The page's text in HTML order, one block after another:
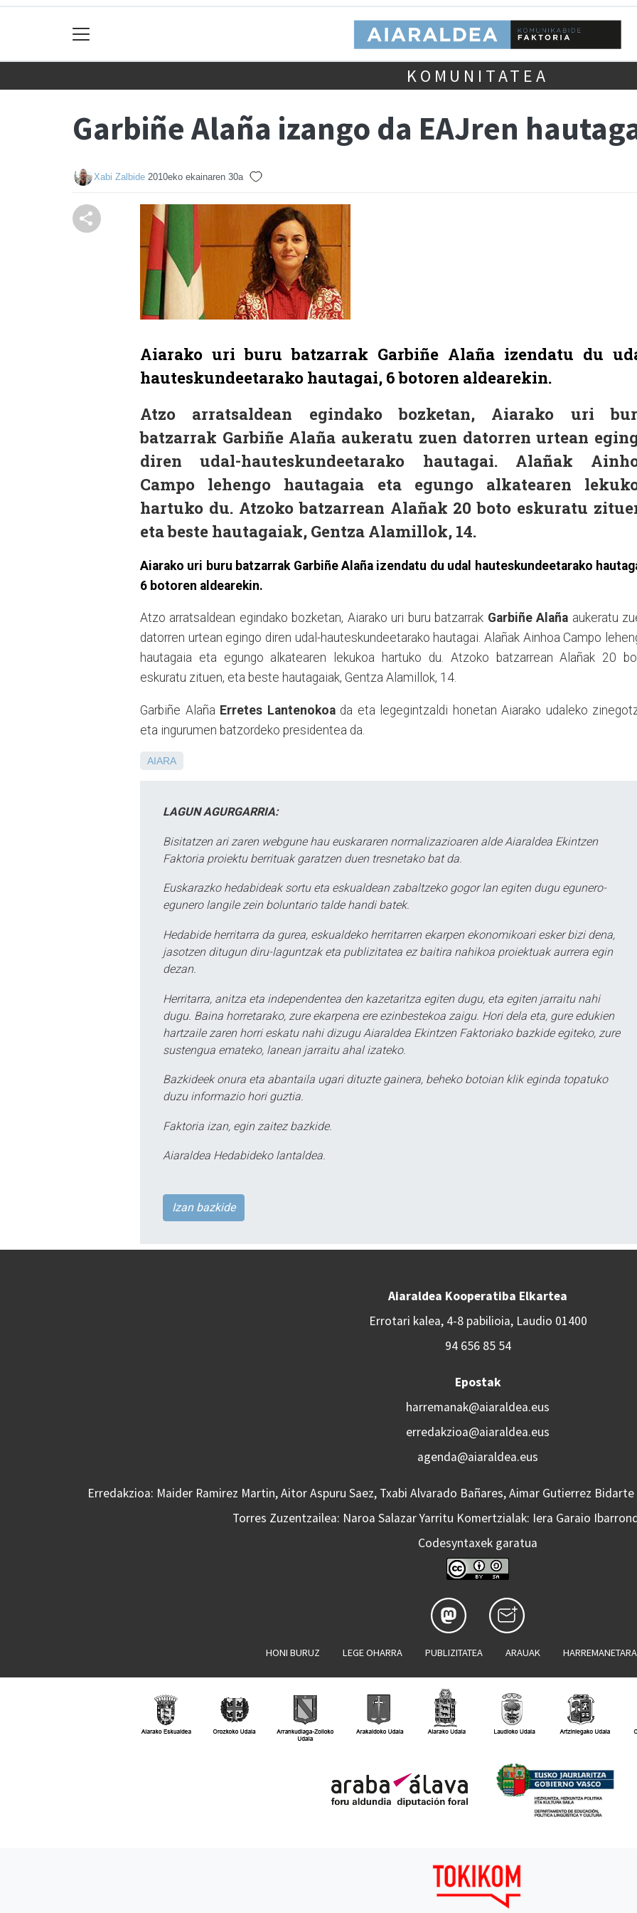
KOMUNITATEA
Garbiñe Alaña izango da EAJren
Xabi Zalbide 2010eko ekainaren 30a
Aiarako uri buru batzarrak Garbiñe Alaña izendatu du
hauteskundeetarako hautagai, 6 botoren aldearekin.
Atzo arratsaldean egindako bozketan, Aiarako uri
batzarrak Garbiñe Alaña aukeratu zuen datorren urtean
diren udal-hauteskundeetarako hautagai. Alañak
Campo lehengo hautagaia eta egungo alkatearen
hartuko du. Atzoko batzarrean Alañak 20 boto eskuratu
eta beste hautagaiak, Gentza Alamillok, 14.
Aiarako uri buru batzarrak Garbiñe Alaña izendatu du udal hauteskundeetarako
6 botoren aldearekin.
Atzo arratsaldean egindako bozketan, Aiarako uri buru batzarrak Garbiñe Alaña aukeratu
datorren urtean egingo diren udal-hauteskundeetarako hautagai. Alañak Ainhoa Campo
hautagaia eta egungo alkatearen lekukoa hartuko du. Atzoko batzarrean Alañak 20
eskuratu zituen, eta beste hautagaiak, Gentza Alamillok, 14.
Garbiñe Alaña Erretes Lantenokoada eta legegintzaldi honetan Aiarako udaleko
eta ingurumen batzordeko presidentea da.
AIARA
LAGUN AGURGARRIA:
Bisitatzen ari zaren webgune hau euskararen normalizazioaren alde Aiaraldea Ekintzen
Faktoria proiektu berrituak garatzen duen tresnetako bat da.
Euskarazko hedabideak sortu eta eskualdean zabaltzeko gogor lan egiten dugu egunero-
egunero langile zein boluntario talde handi batek.
Hedabide herritarra da gurea, eskualdeko herritarren ekarpen ekonomikoari esker bizi dena,
jasotzen ditugun diru-laguntzak eta publizitatea ez baitira nahikoa proiektuak aurrera egin
dezan.
Herritarra, anitza eta independentea den kazetaritza egiten dugu, eta egiten jarraitu nahi
dugu. Baina horretarako, zure ekarpena ere ezinbestekoa zaigu. Hori dela eta, gure edukien
hartzaile zaren horri eskatu nahi dizugu Aiaraldea Ekintzen Faktoriako bazkide egiteko, zure
sustengua emateko, lanean jarraitu ahal izateko.
Bazkideek onura eta abantaila ugari dituzte gainera, beheko botoian klik eginda topatuko
duzu informazio hori guztia.
Faktoria izan, egin zaitez bazkide.
Aiaraldea Hedabideko lantaldea.
Izan bazkide
Aiaraldea Kooperatiba Elkartea
Errotari kalea, 4-8 pabilioia, Laudio 01400
94 656 85 54
Epostak
harremanak@aiaraldea.eus
erredakzioa@aiaraldea.eus
agenda@aiaraldea.eus
Erredakzioa: Maider Ramirez Martin, Aitor Aspuru Saez, Txabi Alvarado Bañares, Aimar Gutierrez
Torres Zuzentzailea: Naroa Salazar Yarritu Komertzialak: Iera Garaio
Codesyntaxek garatua
HONI BURUZ LEGE OHARRA PUBLIZITATEA ARAUAK